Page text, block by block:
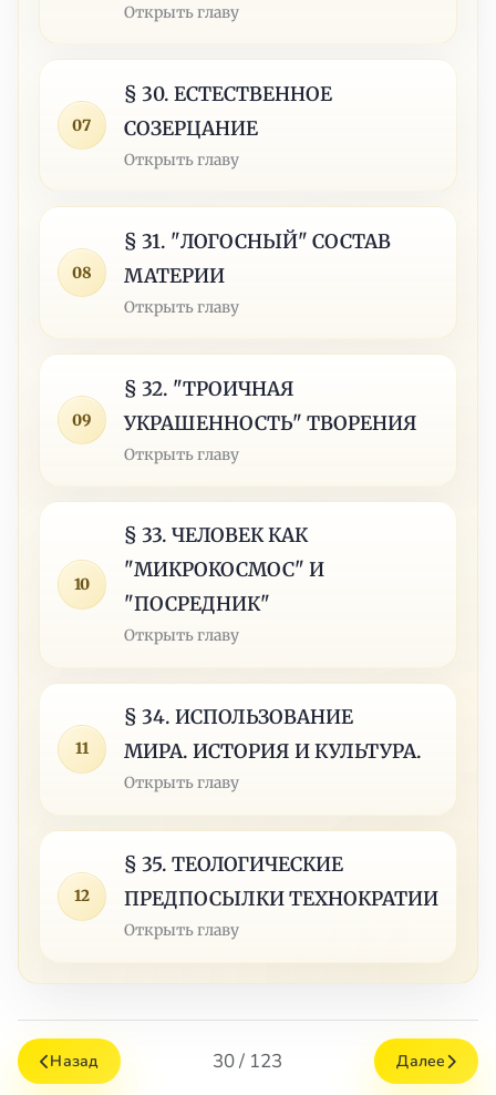
Открыть главу
07
§ 30. ЕСТЕСТВЕННОЕ
СОЗЕРЦАНИЕ
Открыть главу
08
§ 31. "ЛОГОСНЫЙ" СОСТАВ
МАТЕРИИ
Открыть главу
09
§ 32. "ТРОИЧНАЯ
УКРАШЕННОСТЬ" ТВОРЕНИЯ
Открыть главу
10
§ 33. ЧЕЛОВЕК КАК
"МИКРОКОСМОС" И
"ПОСРЕДНИК"
Открыть главу
11
§ 34. ИСПОЛЬЗОВАНИЕ
МИРА. ИСТОРИЯ И КУЛЬТУРА.
Открыть главу
12
§ 35. ТЕОЛОГИЧЕСКИЕ
ПРЕДПОСЫЛКИ ТЕХНОКРАТИИ
Открыть главу
Назад 30 / 123 Далее